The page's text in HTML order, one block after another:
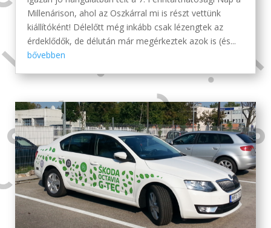
Millenárison, ahol az Oszkárral mi is részt vettünk
kiállítóként! Délelőtt még inkább csak lézengtek az
érdeklődők, de délután már megérkeztek azok is (és...
bővebben